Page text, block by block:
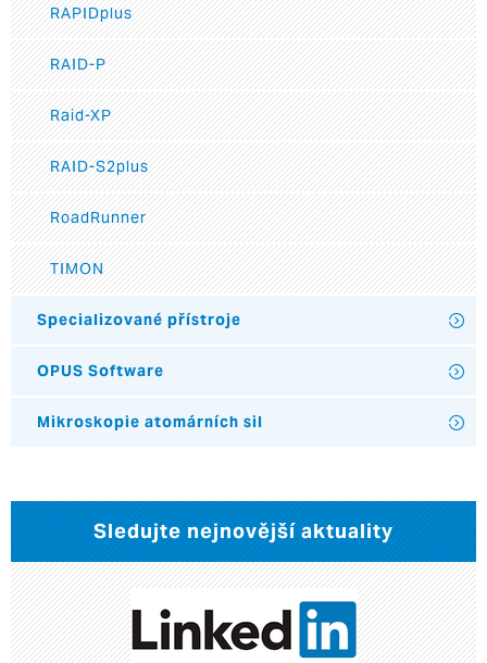
RAPIDplus
RAID-P
Raid-XP
RAID-S2plus
RoadRunner
TIMON
Specializované přístroje
OPUS Software
Mikroskopie atomárních sil
Sledujte nejnovější aktuality